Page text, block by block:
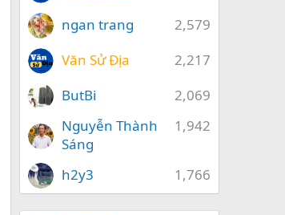
2,579
ngan trang
2,217
Văn Sử Địa
2,069
ButBi
1,942
Nguyễn Thành
Sáng
1,766
h2y3